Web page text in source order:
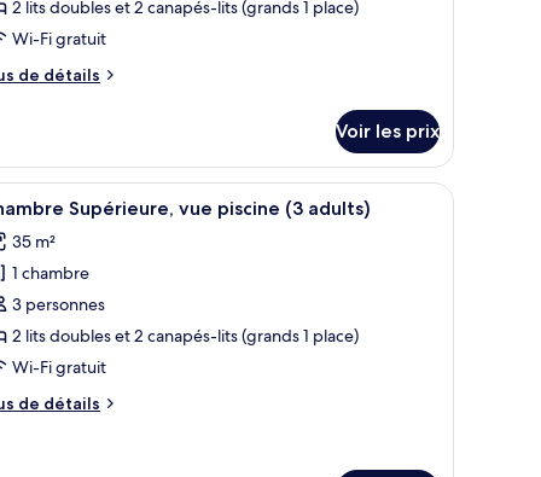
:
2 lits doubles et 2 canapés-lits (grands 1 place)
Wi-Fi gratuit
de détails
Voir les prix
une table et un balcon équipé de chaises.
:
Une chambre d’hôtel avec un lit, un
5 Supérieure, vue piscine (3 adults)
35 m²
1 chambre
3 personnes
2 lits doubles et 2 canapés-lits (grands 1 place)
Wi-Fi gratuit
de détails